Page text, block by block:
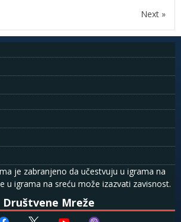
Next »
je zabranjeno da učestvuju u igrama na
u igrama na sreću može izazvati zavisnost.
Društvene Mreže